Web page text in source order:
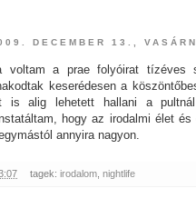
DECEMBER 13.,
voltam a prae folyóirat tízéves
keserédesen a
is alig lehetett hallani a pultnál
hogy az irodalmi élet
annyira nagyon.
tagek: irodalom, nightlife